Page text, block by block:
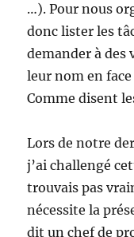
…). Pour nous
donc lister les
demander à
leur nom en
Comme disent
Lors de notre
j’ai challengé
trouvais pas
nécessite la
dit un chef de